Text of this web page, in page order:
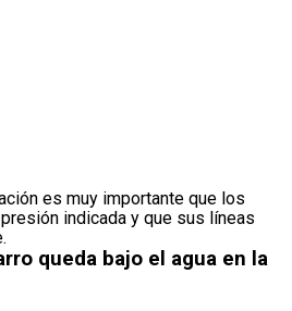
es muy importante que los
indicada y que sus líneas
queda bajo el agua en la